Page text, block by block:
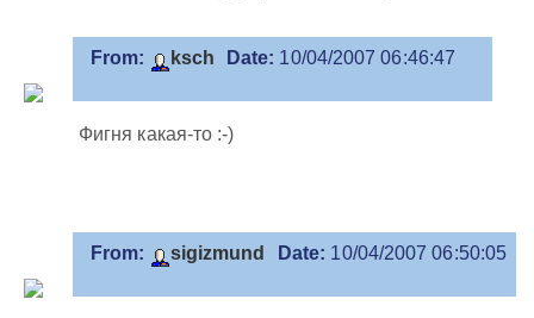
From: ksch Date: 10/04/2007 06:46:47
Фигня какая-то :-)
From: sigizmund Date: 10/04/2007 06:50:05